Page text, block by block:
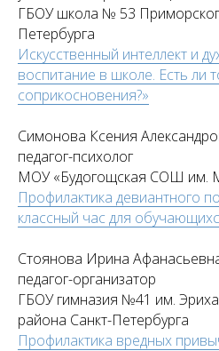
ГБОУ школа № 53
Петербурга
Искусственный интеллект и
воспитание в школе. Есть ли
соприкосновения?»
Симонова Ксения
педагог-психолог
МОУ «Будогощская СОШ им.
Профилактика девиантного
классный час для
Стоянова Ирина
педагог-организатор
ГБОУ гимназия №41 им.
района Санкт-Петербурга
Профилактика вредных